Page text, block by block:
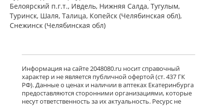
Белоярский п.г.т., Ивдель, Нижняя Салда, Тугулым,
Туринск, Шаля, Талица, Копейск (Челябинская обл),
Снежинск (Челябинская обл)
Информация на сайте 2048080.ru носит справочный
характер и не является публичной офертой (ст. 437 ГК
РФ). Данные о ценах и наличии в аптеках Екатеринбурга
предоставляются сторонними организациями, которые
несут ответственность за их актуальность. Ресурс не